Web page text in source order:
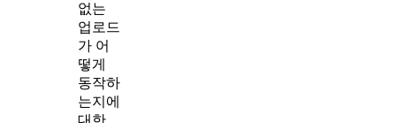
없는
업로드
가 어
떻게
동작하
는지에